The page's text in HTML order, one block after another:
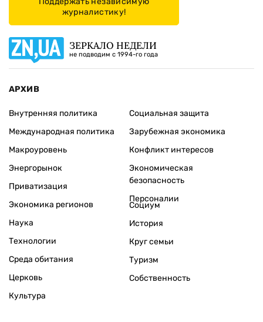
журналистику!
ЗЕРКАЛО НЕДЕЛИ
не подводим с 1994-го года
АРХИВ
Внутренняя политика
Международная политика
Макроуровень
Энергорынок
Приватизация
Экономика регионов
Социальная защита
Зарубежная экономика
Конфликт интересов
Экономическая
безопасность
Персоналии
Наука
Технологии
Среда обитания
Церковь
Культура
Социум
История
Круг семьи
Туризм
Собственность